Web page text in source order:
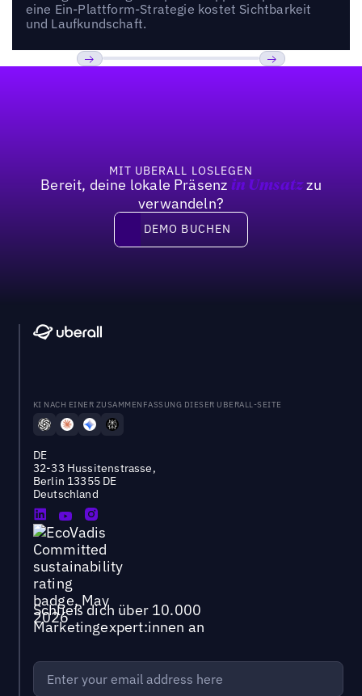
eine Ein-Plattform-Strategie kostet Sichtbarkeit
und Laufkundschaft.
MIT UBERALL LOSLEGEN
Bereit, deine lokale Präsenz in Umsatzzu
verwandeln?
DEMO BUCHEN
DEMO BUCHEN
KI NACH EINER ZUSAMMENFASSUNG DIESER UBERALL-SEITE
DE
32-33 Hussitenstrasse,
Berlin 13355 DE
Deutschland
Schließ dich über 10.000
Marketingexpert:innen an